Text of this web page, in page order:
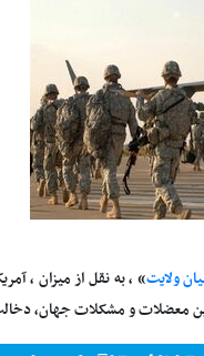
ولایت» ، به نقل از میزان ،
معضلات و مشکلات جهان،